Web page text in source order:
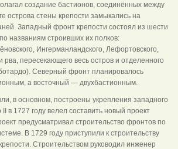
создание бастионов, соединённых между
острова стены крепости замыкались на
Западный фронт крепости состоял из шести
названиям строивших их полков:
Ингерманландского, Лефортовского,
рва, пересекающего весь остров и отделенного
Северный фронт планировалось
а восточный — двухбастионным.
в основном, построены укрепления западного
в 1727 году велел составить новый проект
предусматривал строительство фронтов по
В 1729 году приступили к строительству
Строительством руководил инженер